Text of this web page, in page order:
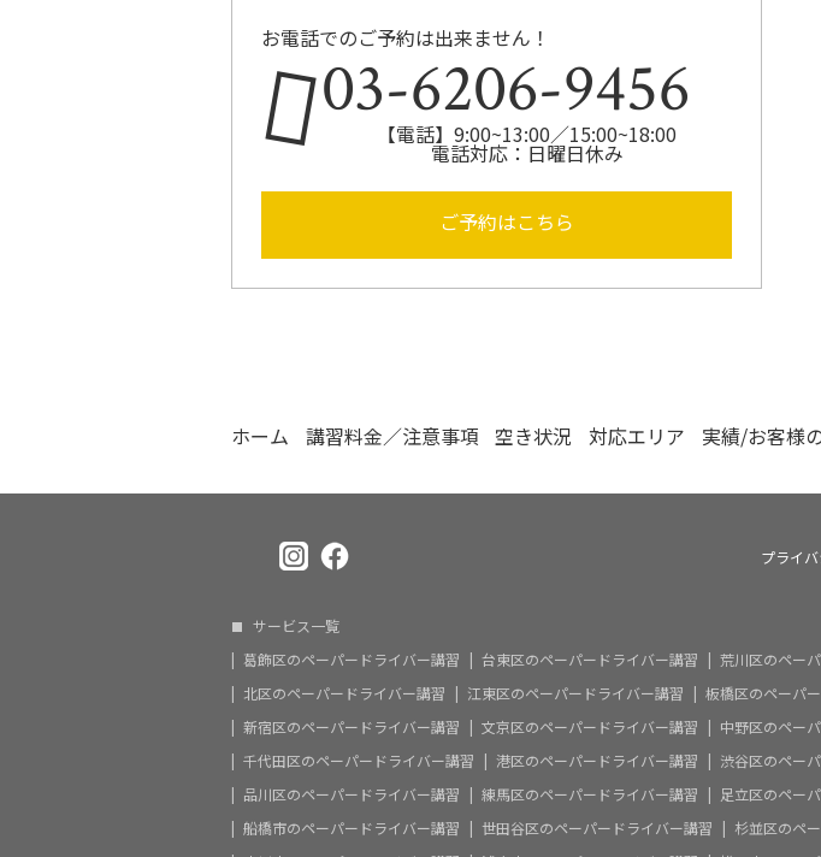
お電話でのご予約は出来ません！
03-6206-9456
【電話】9:00~13:00／15:00~18:00
電話対応：日曜日休み
ご予約はこちら
ホーム 講習料金／注意事項 空き状況 対応エリア 実績/お客様
プライ
サービス一覧
葛飾区のペーパードライバー講習
台東区のペーパードライバー講習 荒川区のペー
北区のペーパードライバー講習
江東区のペーパードライバー講習 板橋区のペーパ
新宿区のペーパードライバー講習
文京区のペーパードライバー講習 中野区のペー
千代田区のペーパードライバー講習
港区のペーパードライバー講習 渋谷区のペー
品川区のペーパードライバー講習
練馬区のペーパードライバー講習 足立区のペー
船橋市のペーパードライバー講習
世田谷区のペーパードライバー講習 杉並区のペ